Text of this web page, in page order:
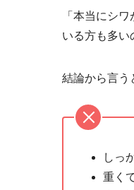
「本当にシ
いる方も多い
結論から言う
しっ
重く